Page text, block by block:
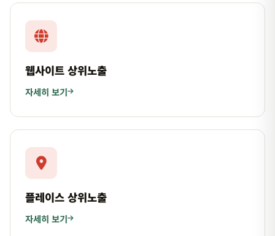
웹사이트 상위노출
자세히 보기
플레이스 상위노출
자세히 보기